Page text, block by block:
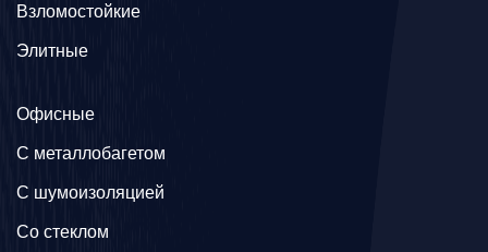
Взломостойкие
Элитные
Офисные
C металлобагетом
С шумоизоляцией
Со стеклом